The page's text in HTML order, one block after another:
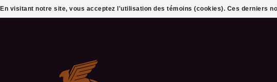
En visitant notre site, vous acceptez l'utilisation des témoins (cookies). Ces derniers